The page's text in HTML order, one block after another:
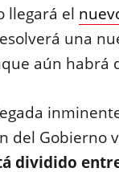
llegará el
una
aún habrá
del Gobierno
dividido